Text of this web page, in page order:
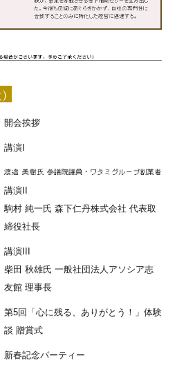
開会挨拶
講演I
講演II
駒村 純一氏 森下仁丹株式会社 代表取
締役社長
講演III
柴田 秋雄氏 一般社団法人アソシア志
友館 理事長
第5回「心に残る、ありがとう！」体験
談 贈賞式
新春記念パーティー